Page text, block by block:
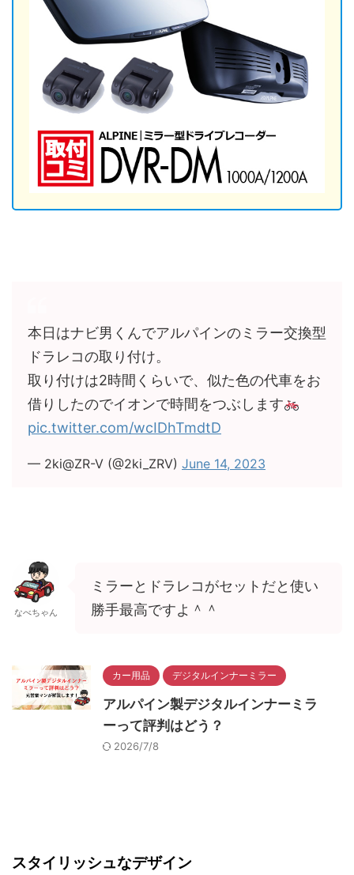
本日はナビ男くんでアルパインのミラー交換型
ドラレコの取り付け。
取り付けは2時間くらいで、似た色の代車をお
借りしたのでイオンで時間をつぶします
pic.twitter.com/wcIDhTmdtD
— 2ki@ZR-V (@2ki_ZRV) June 14, 2023
なべちゃん
ミラーとドラレコがセットだと使い
勝手最高ですよ＾＾
カー用品 デジタルインナーミラー
アルパイン製デジタルインナーミラ
ーって評判はどう？
2026/7/8
スタイリッシュなデザイン